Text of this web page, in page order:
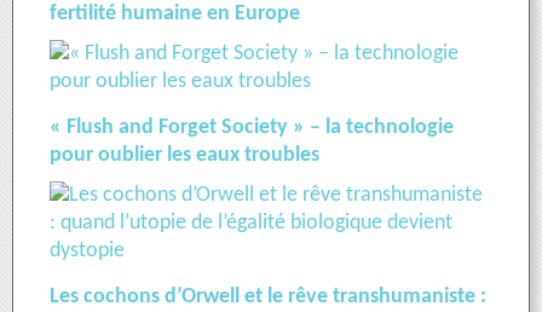
fertilité humaine en Europe
« Flush and Forget Society » – la technologie
pour oublier les eaux troubles
Les cochons d’Orwell et le rêve transhumaniste :